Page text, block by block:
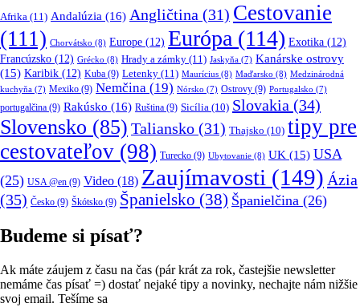
Afrika (11) Andalúzia (16) Angličtina (31) Cestovanie
(111) Chorvátsko (8) Europe (12) Európa (114) Exotika (12)
Francúzsko (12) Grécko (8) Hrady a zámky (11) Jaskyňa (7) Kanárske ostrovy
(15) Karibik (12) Kuba (9) Letenky (11) Maurícius (8) Maďarsko (8) Medzinárodná
kuchyňa (7) Mexiko (9) Nemčina (19) Nórsko (7) Ostrovy (9) Portugalsko (7)
portugalčina (9) Rakúsko (16) Ruština (9) Sicília (10) Slovakia (34)
Slovensko (85) Taliansko (31) Thajsko (10) tipy pre
cestovateľov (98) Turecko (9) Ubytovanie (8) UK (15) USA
(25) USA @en (9) Video (18) Zaujímavosti (149) Ázia
(35) Česko (9) Škótsko (9) Španielsko (38) Španielčina (26)
Budeme si písať?
Ak máte záujem z času na čas (pár krát za rok, častejšie newsletter
nemáme čas písať =) dostať nejaké tipy a novinky, nechajte nám nižšie
svoj email. Tešíme sa